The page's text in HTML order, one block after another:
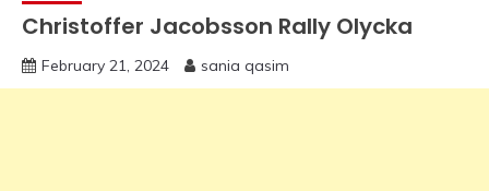
Christoffer Jacobsson Rally Olycka
February 21, 2024 sania qasim